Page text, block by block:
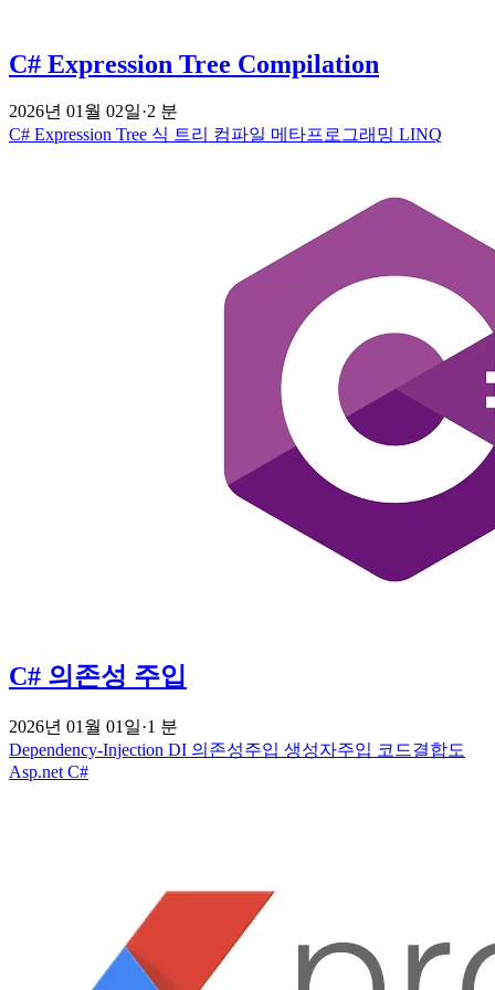
C# Expression Tree Compilation
2026년 01월 02일·2 분
C# Expression Tree 식 트리 컴파일 메타프로그래밍 LINQ
C# 의존성 주입
2026년 01월 01일·1 분
Dependency-Injection DI 의존성주입 생성자주입 코드결합도
Asp.net C#